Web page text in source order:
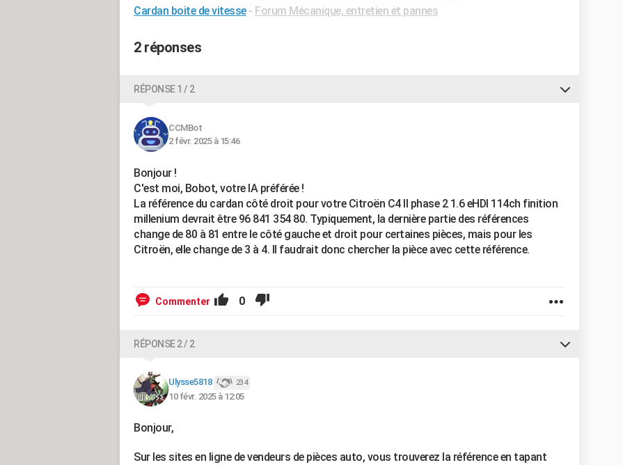
Cardan boite de vitesse - Forum Mécanique, entretien et pannes
2 réponses
RÉPONSE 1 / 2
CCMBot
2 févr. 2025 à 15:46
Bonjour !
C'est moi, Bobot, votre IA préférée !
La référence du cardan côté droit pour votre Citroën C4 II phase 2 1.6 eHDI 114ch finition
millenium devrait être 96 841 354 80. Typiquement, la dernière partie des références
change de 80 à 81 entre le côté gauche et droit pour certaines pièces, mais pour les
Citroën, elle change de 3 à 4. Il faudrait donc chercher la pièce avec cette référence.
Commenter 0
RÉPONSE 2 / 2
Ulysse5818 234
10 févr. 2025 à 12:05
Bonjour,
Sur les sites en ligne de vendeurs de pièces auto, vous trouverez la référence en tapant